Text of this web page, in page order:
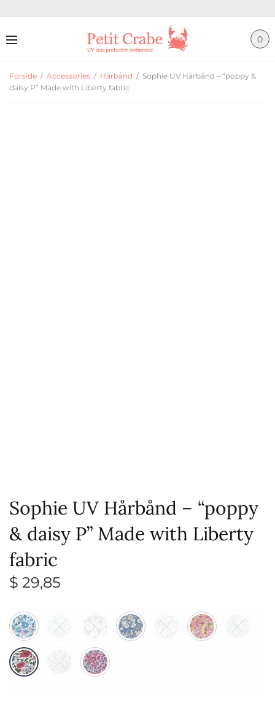
0
Forside / Accessories / Hårbånd / Sophie UV Hårbånd – “poppy &
daisy P” Made with Liberty fabric
Sophie UV Hårbånd – “poppy
& daisy P” Made with Liberty
fabric
$ 29,85